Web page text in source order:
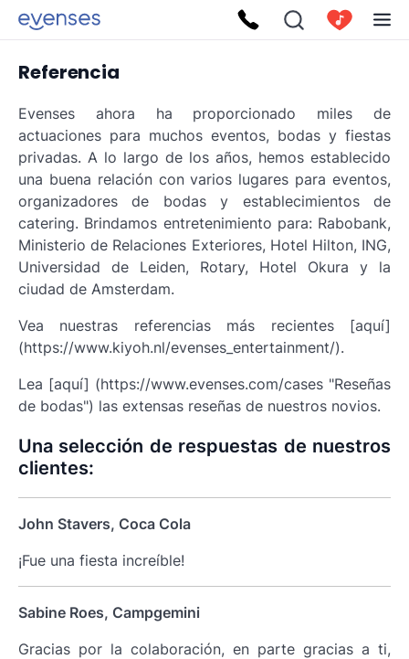
Referencia
Evenses ahora ha proporcionado miles de
actuaciones para muchos eventos, bodas y fiestas
privadas. A lo largo de los años, hemos establecido
una buena relación con varios lugares para eventos,
organizadores de bodas y establecimientos de
catering. Brindamos entretenimiento para: Rabobank,
Ministerio de Relaciones Exteriores, Hotel Hilton, ING,
Universidad de Leiden, Rotary, Hotel Okura y la
ciudad de Amsterdam.
Vea nuestras referencias más recientes [aquí]
(https://www.kiyoh.nl/evenses_entertainment/).
Lea [aquí] (https://www.evenses.com/cases "Reseñas
de bodas") las extensas reseñas de nuestros novios.
Una selección de respuestas de nuestros
clientes:
John Stavers, Coca Cola
¡Fue una fiesta increíble!
Sabine Roes, Campgemini
Gracias por la colaboración, en parte gracias a ti,